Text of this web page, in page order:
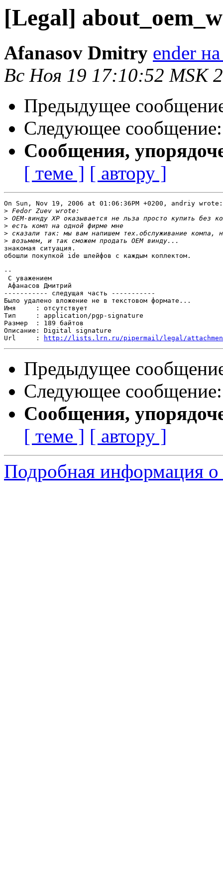
[Legal]
Afanasov Dmitry ender
Вс Ноя 19 17:10:52 MSK
Предыдущее
Следующее
Сообщения,
[ теме ] [ автору ]
On Sun, Nov 19, 2006 at 01:06:36PM +0200, andriy wrote:
>
>
>
>
>
знакомая ситуация.
обошли покупкой ide шлейфов с каждым коплектом.
--
С уважением
Афанасов Дмитрий
----------- следущая часть -----------
Было удалено вложение не в текстовом формате...
Имя     : отсутствует
Тип     : application/pgp-signature
Размер  : 189 байтов
Описание: Digital signature
Url     :
http://lists.lrn.ru/pipermail/legal/
Предыдущее
Следующее
Сообщения,
[ теме ] [ автору ]
Подробная информация о